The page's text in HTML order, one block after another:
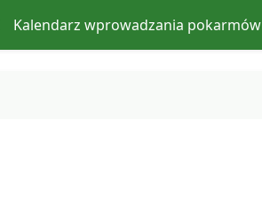
Kalendarz wprowadzania pokarmów